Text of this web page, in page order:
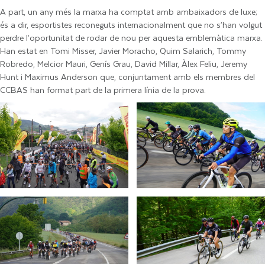
A part, un any més la marxa ha comptat amb ambaixadors de luxe;
és a dir, esportistes reconeguts internacionalment que no s’han volgut
perdre l’oportunitat de rodar de nou per aquesta emblemàtica marxa.
Han estat en Tomi Misser, Javier Moracho, Quim Salarich, Tommy
Robredo, Melcior Mauri, Genís Grau, David Millar, Àlex Feliu, Jeremy
Hunt i Maximus Anderson que, conjuntament amb els membres del
CCBAS han format part de la primera línia de la prova.